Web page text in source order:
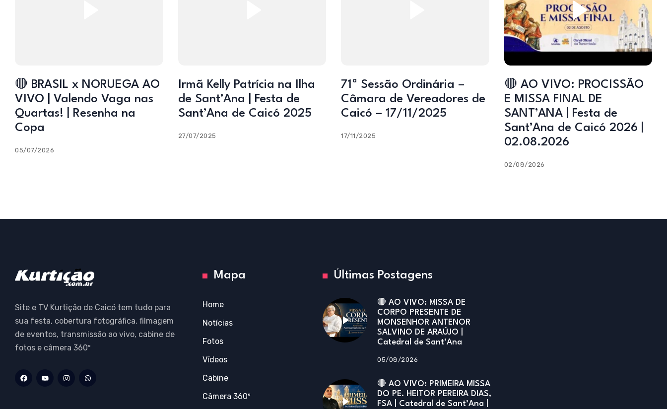
🔴 BRASIL x NORUEGA AO
VIVO | Valendo Vaga nas
Quartas! | Resenha na
Copa
05/07/2026
Irmã Kelly Patrícia na Ilha
de Sant’Ana | Festa de
Sant’Ana de Caicó 2025
27/07/2025
71ª Sessão Ordinária –
Câmara de Vereadores de
Caicó – 17/11/2025
17/11/2025
🔴 AO VIVO: PROCISSÃO
E MISSA FINAL DE
SANT’ANA | Festa de
Sant’Ana de Caicó 2026 |
02.08.2026
02/08/2026
Site e TV Kurtição de Caicó tem tudo para
sua festa, cobertura fotográfica, filmagem
de eventos, transmissão ao vivo, cabine de
fotos e câmera 360º
Mapa
Home
Notícias
Fotos
Vídeos
Cabine
Câmera 360º
Últimas Postagens
🔴 AO VIVO: MISSA DE
CORPO PRESENTE DE
MONSENHOR ANTENOR
SALVINO DE ARAÚJO |
Catedral de Sant’Ana
05/08/2026
🔴 AO VIVO: PRIMEIRA MISSA
DO PE. HEITOR PEREIRA DIAS,
FSA | Catedral de Sant’Ana |